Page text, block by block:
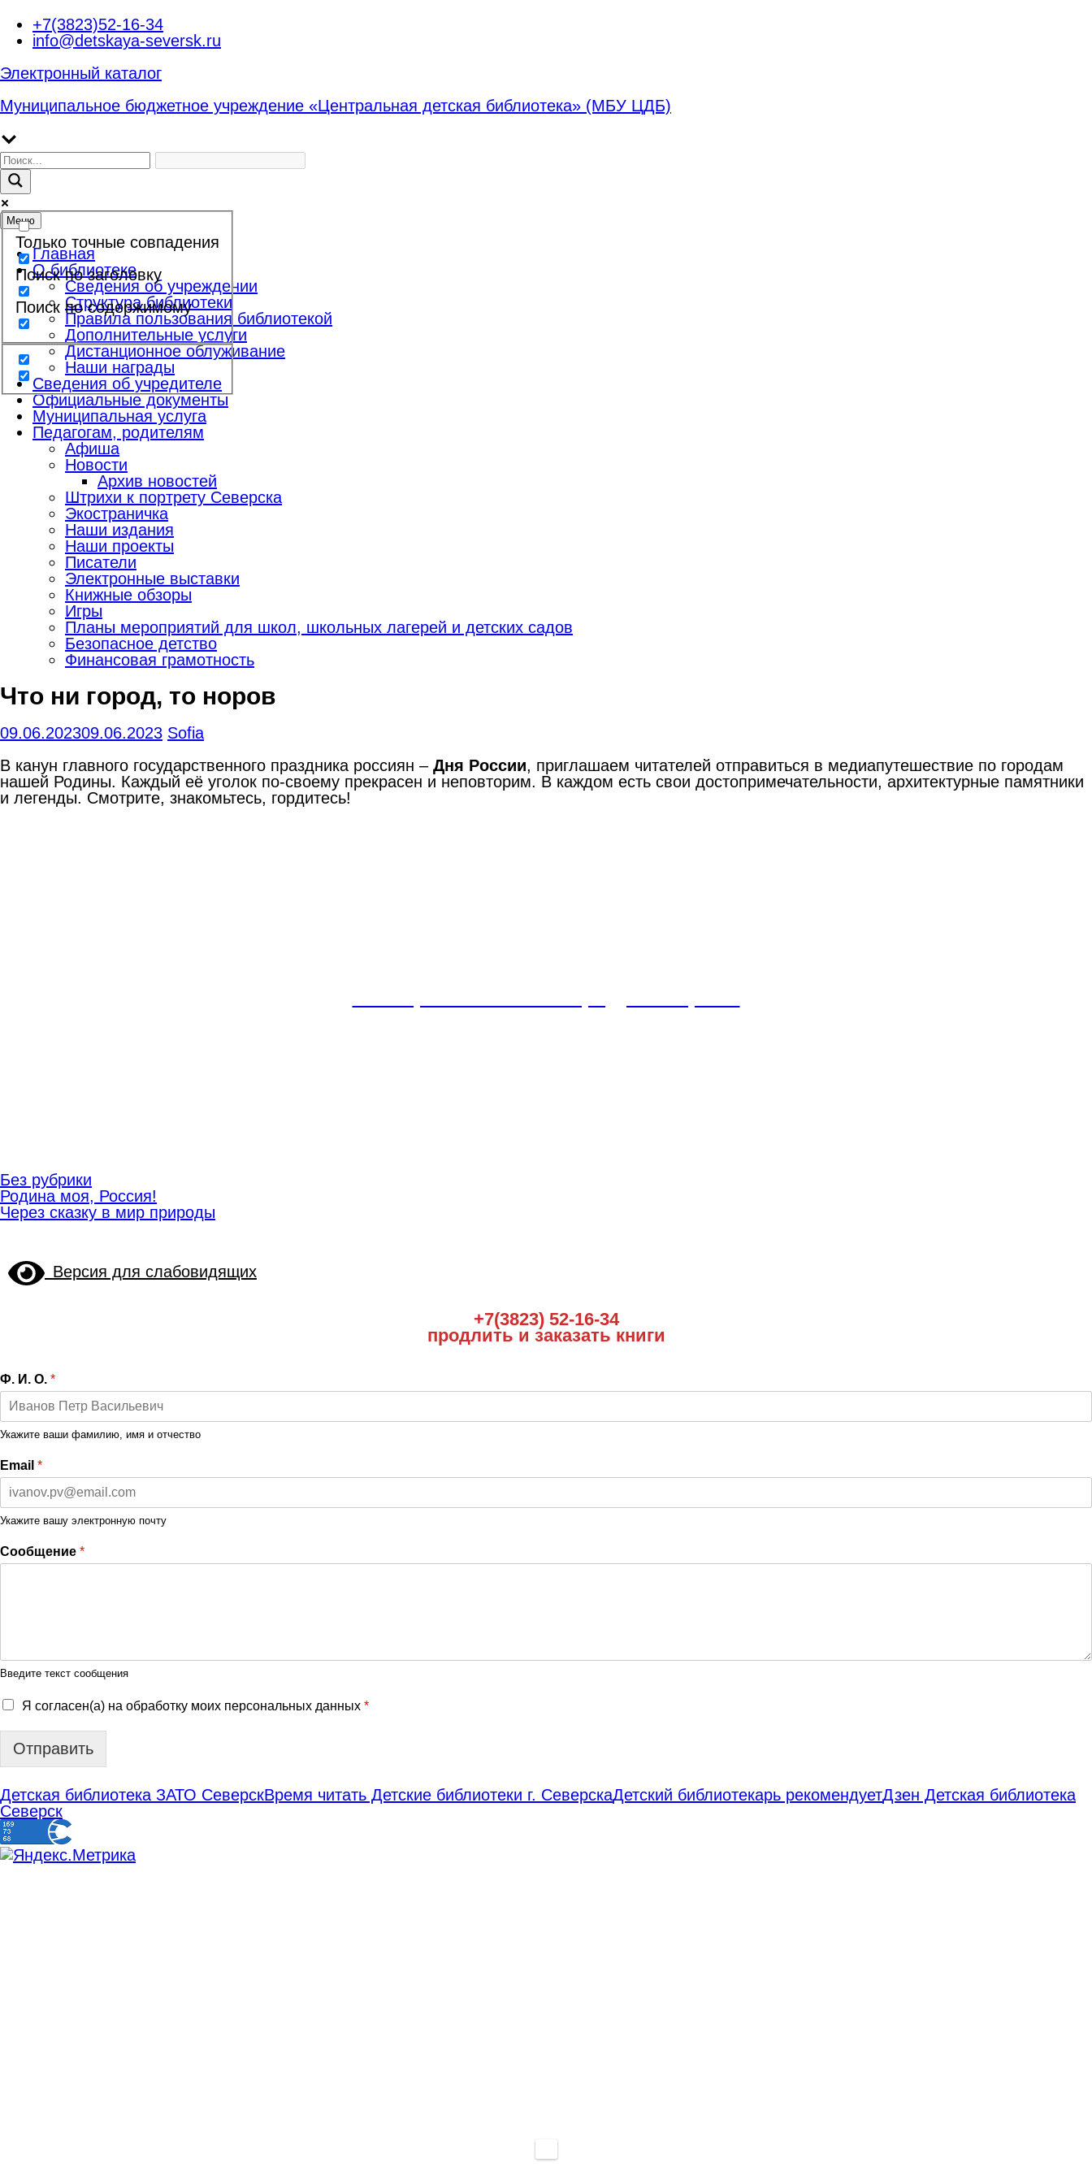
Перейти+7(3823)52-16-34
info@detskaya-seversk.ru
Электронный каталог
Муниципальное бюджетное учреждение «Центральная детская библиотека» (МБУ ЦДБ)
Только точные совпадения
Поиск по заголовку
Поиск по содержимому
Меню
Главная
О библиотеке
Сведения об учреждении
Структура библиотеки
Правила пользования библиотекой
Дополнительные услуги
Дистанционное облуживание
Наши награды
Сведения об учредителе
Официальные документы
Муниципальная услуга
Педагогам, родителям
Афиша
Новости
Архив новостей
Штрихи к портрету Северска
Экостраничка
Наши издания
Наши проекты
Писатели
Электронные выставки
Книжные обзоры
Игры
Планы мероприятий для школ, школьных лагерей и детских садов
Безопасное детство
Финансовая грамотность
Что ни город, то норов
09.06.202309.06.2023 Sofia
В канун главного государственного праздника россиян – Дня России, приглашаем читателей отправиться в медиапутешествие по городам
нашей Родины. Каждый её уголок по-своему прекрасен и неповторим. В каждом есть свои достопримечательности, архитектурные памятники
и легенды. Смотрите, знакомьтесь, гордитесь!
Без рубрики
Навигация
по
записям
Родина моя, Россия!
Через сказку в мир природы
Версия для слабовидящих
+7(3823) 52-16-34
продлить и заказать книги
Ф. И. О. *
Укажите ваши фамилию, имя и отчество
Email *
Укажите вашу электронную почту
Сообщение *
Введите текст сообщения
Я согласен(а) на обработку моих персональных данных *
Отправить
Детская библиотека ЗАТО СеверскВремя читать Детские библиотеки г. СеверскаДетский библиотекарь рекомендуетДзен Детская библиотека
Северск